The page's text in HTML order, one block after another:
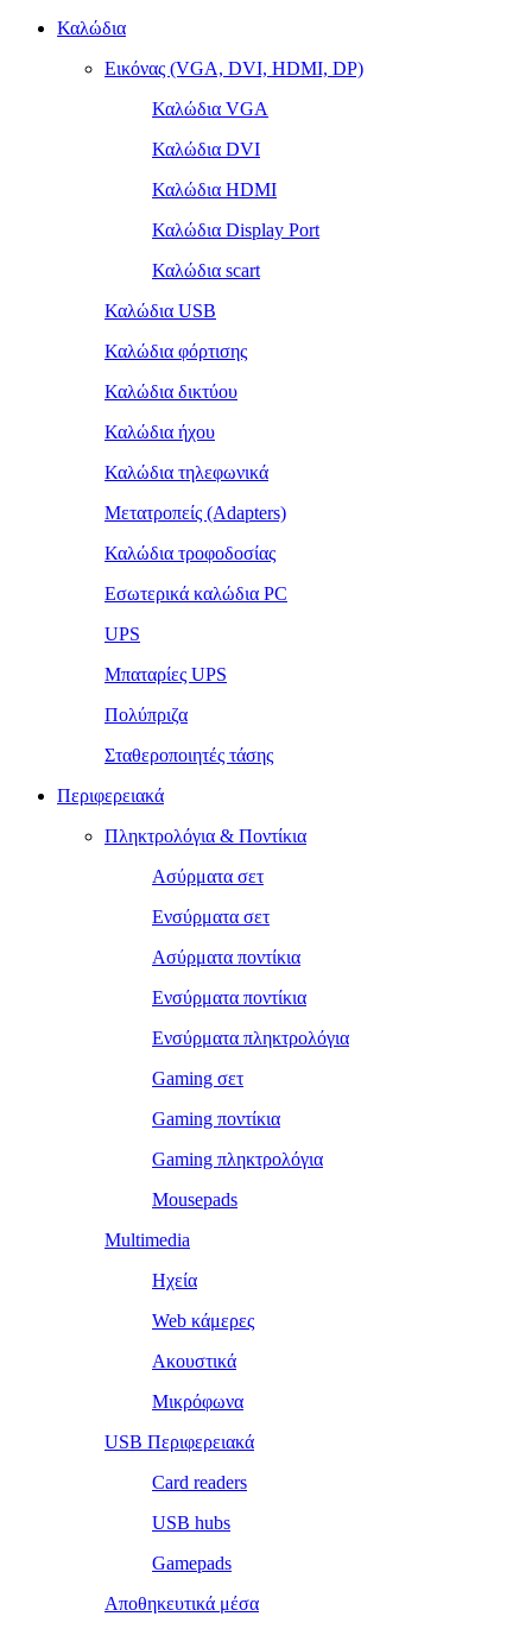
Καλώδια
Εικόνας (VGA, DVI, HDMI, DP)
Καλώδια VGA
Καλώδια DVI
Καλώδια HDMI
Καλώδια Display Port
Καλώδια scart
Καλώδια USB
Καλώδια φόρτισης
Καλώδια δικτύου
Καλώδια ήχου
Καλώδια τηλεφωνικά
Μετατροπείς (Adapters)
Καλώδια τροφοδοσίας
Εσωτερικά καλώδια PC
UPS
Μπαταρίες UPS
Πολύπριζα
Σταθεροποιητές τάσης
Περιφερειακά
Πληκτρολόγια & Ποντίκια
Ασύρματα σετ
Ενσύρματα σετ
Ασύρματα ποντίκια
Ενσύρματα ποντίκια
Ενσύρματα πληκτρολόγια
Gaming σετ
Gaming ποντίκια
Gaming πληκτρολόγια
Mousepads
Multimedia
Ηχεία
Web κάμερες
Ακουστικά
Μικρόφωνα
USB Περιφερειακά
Card readers
USB hubs
Gamepads
Αποθηκευτικά μέσα